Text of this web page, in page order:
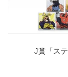
J賞「ス